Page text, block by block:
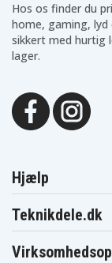
Hos os finder du
home, gaming,
sikkert med hurtig
lager.
Hjælp
Teknikdele.dk